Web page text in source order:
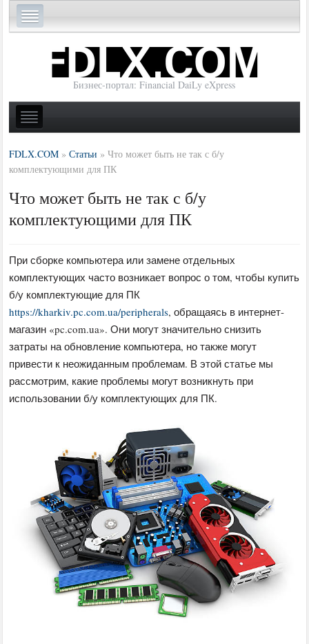
Бизнес-портал: Financial DaiLy eXpress
FDLX.COM »Статьи »Что может быть не так с б/у
комплектующими для ПК
Что может быть не так с б/у
комплектующими для ПК
При сборке компьютера или замене отдельных
комплектующих часто возникает вопрос о том, чтобы купить
б/у комплектующие для ПК
https://kharkiv.pc.com.ua/peripherals, обращаясь в интернет-
магазин «pc.com.ua». Они могут значительно снизить
затраты на обновление компьютера, но также могут
привести к неожиданным проблемам. В этой статье мы
рассмотрим, какие проблемы могут возникнуть при
использовании б/у комплектующих для ПК.